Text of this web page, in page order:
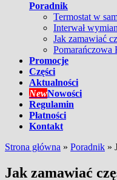
Poradnik
Termostat w
Interwał
Jak zamawiać
Pomarańczowa
Promocje
Części
Aktualności
NewNowości
Regulamin
Płatności
Kontakt
Strona główna » Poradnik »
Jak zamawiać